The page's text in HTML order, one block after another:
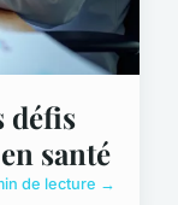
défis
santé
de lecture →